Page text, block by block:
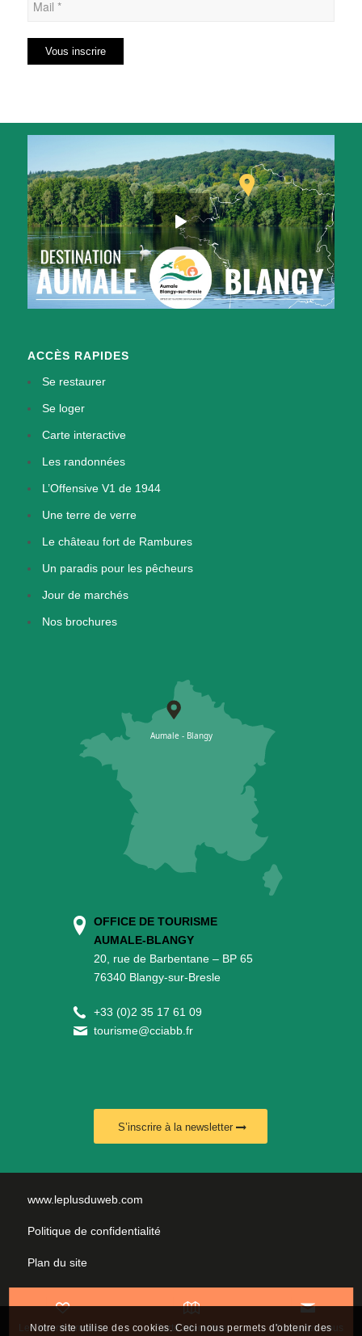
Les incontournables Carte interactive Contactez-nous
ACCÈS RAPIDES
Se restaurer
Se loger
Carte interactive
Les randonnées
L’Offensive V1 de 1944
Une terre de verre
Le château fort de Rambures
Un paradis pour les pêcheurs
Jour de marchés
Nos brochures
OFFICE DE TOURISME
AUMALE-BLANGY
20, rue de Barbentane – BP 65
76340 Blangy-sur-Bresle
+33 (0)2 35 17 61 09
tourisme@cciabb.fr
S’inscrire à la newsletter
www.leplusduweb.com
Politique de confidentialité
Plan du site
Nous contacter
Notre site utilise des cookies. Ceci nous permets d'obtenir des